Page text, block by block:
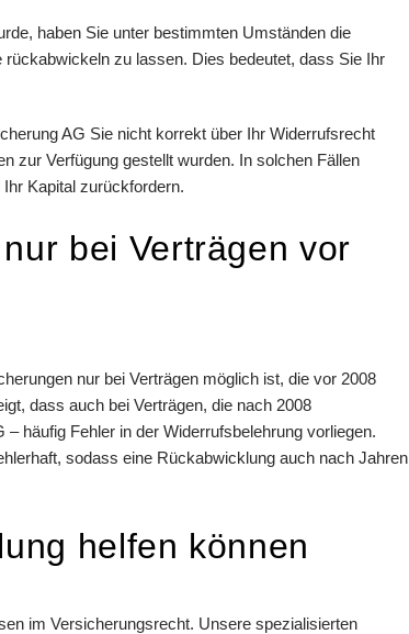
haben Sie unter bestimmten Umständen die
zu lassen. Dies bedeutet, dass Sie Ihr
AG Sie nicht korrekt über Ihr Widerrufsrecht
zur Verfügung gestellt wurden. In solchen Fällen
Kapital zurückfordern.
bei Verträgen vor
nur bei Verträgen möglich ist, die vor 2008
dass auch bei Verträgen, die nach 2008
häufig Fehler in der Widerrufsbelehrung vorliegen.
sodass eine Rückabwicklung auch nach Jahren
helfen können
im Versicherungsrecht. Unsere spezialisierten